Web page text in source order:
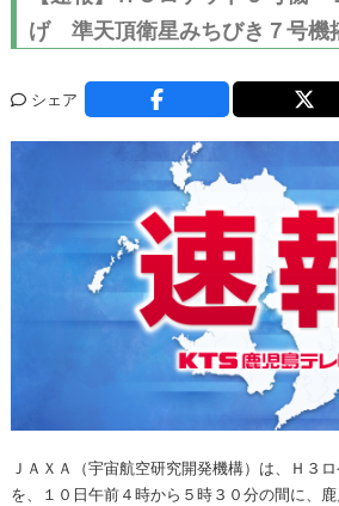
げ 準天頂衛星みちびき７号機
シェア
ＪＡＸＡ（宇宙航空研究開発機構）は、Ｈ３
を、１０日午前４時から５時３０分の間に、